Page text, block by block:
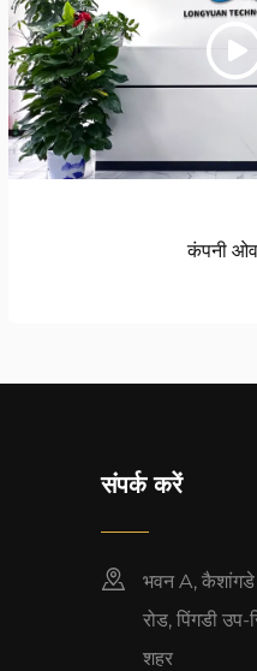
कंपनी
संपर्क करें
भवन A, कैशांगडे
रोड, पिंगडी
शहर